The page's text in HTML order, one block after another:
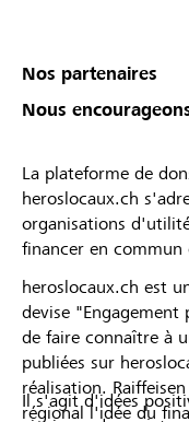
Nos partenaires
Nous
La plateforme de
heroslocaux.ch
organisations
financer en commun
heroslocaux.ch est
devise "Engagement
de faire connaître à
publiées sur
réalisation.
régional l'idée du
Il s'agit d'idées